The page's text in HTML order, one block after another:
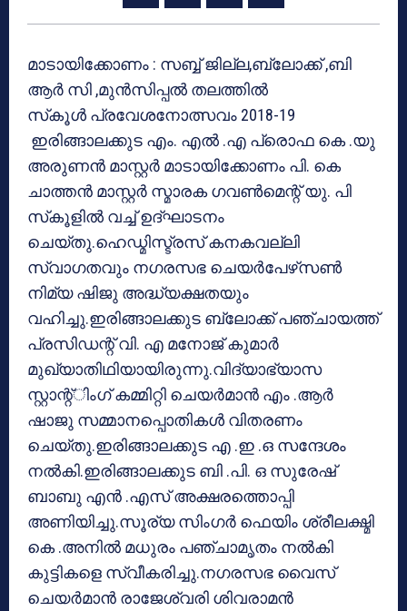
മാടായിക്കോണം : സബ്ബ് ജില്ല,ബ്ലോക്ക് ,ബി
ആര്‍ സി ,മുന്‍സിപ്പല്‍ തലത്തില്‍
സ്‌കൂള്‍ പ്രവേശനോത്സവം 2018-19
ഇരിങ്ങാലക്കുട എം. എല്‍ .എ പ്രൊഫ കെ .യു
അരുണന്‍ മാസ്റ്റര്‍ മാടായിക്കോണം പി. കെ
ചാത്തന്‍ മാസ്റ്റര്‍ സ്മാരക ഗവണ്‍മെന്റ് യു. പി
സ്‌കൂളില്‍ വച്ച് ഉദ്ഘാടനം
ചെയ്തു.ഹെഡ്മിസ്ട്രസ് കനകവല്ലി
സ്വാഗതവും നഗരസഭ ചെയര്‍പേഴ്‌സണ്‍
നിമ്യ ഷിജു അദ്ധ്യക്ഷതയും
വഹിച്ചു.ഇരിങ്ങാലക്കുട ബ്ലോക്ക് പഞ്ചായത്ത്
പ്രസിഡന്റ് വി. എ മനോജ് കുമാര്‍
മുഖ്യാതിഥിയായിരുന്നു.വിദ്യാഭ്യാസ
സ്റ്റാന്റ്ിംഗ് കമ്മിറ്റി ചെയര്‍മാന്‍ എം .ആര്‍
ഷാജു സമ്മാനപ്പൊതികള്‍ വിതരണം
ചെയ്തു.ഇരിങ്ങാലക്കുട എ .ഇ .ഒ സന്ദേശം
നല്‍കി.ഇരിങ്ങാലക്കുട ബി .പി. ഒ സുരേഷ്
ബാബു എന്‍ .എസ് അക്ഷരത്തൊപ്പി
അണിയിച്ചു.സൂര്യ സിംഗര്‍ ഫെയിം ശ്രീലക്ഷ്മി
കെ .അനില്‍ മധുരം പഞ്ചാമൃതം നല്‍കി
കുട്ടികളെ സ്വീകരിച്ചു.നഗരസഭ വൈസ്
ചെയര്‍മാന്‍ രാജേശ്വരി ശിവരാമന്‍